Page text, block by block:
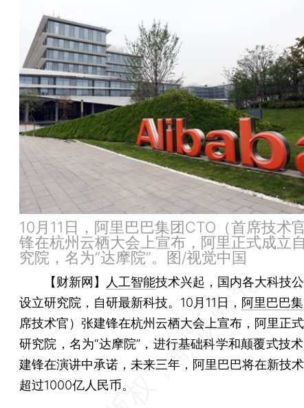
10月11日，阿里巴巴集团CTO（首席技术
锋在杭州云栖大会上宣布，阿里正式成立
究院，名为“达摩院”。图/视觉中国
【财新网】 人工智能技术兴起，国内各大科技
设立研究院，自研最新科技。10月11日， 阿里巴巴
席技术官）张建锋在杭州云栖大会上宣布，阿里正
研究院，名为“达摩院”，进行基础科学和颠覆式技
建锋在演讲中承诺，未来三年，阿里巴巴将在新技
超过1000亿人民币。